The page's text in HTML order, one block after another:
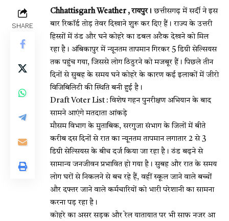
SHARE
Chhattisgarh Weather , रायपुर। छत्तीसगढ़ में सर्दी ने इस
बार रिकॉर्ड तोड़ तेवर दिखाने शुरू कर दिए हैं। राज्य के उत्तरी
हिस्सों में ठंड और घने कोहरे का डबल अटैक देखने को मिल
रहा है। अंबिकापुर में न्यूनतम तापमान गिरकर 5 डिग्री सेल्सियस
तक पहुंच गया, जिससे लोग ठिठुरने को मजबूर हैं। पिछले तीन
दिनों से सुबह के समय घने कोहरे के कारण कई इलाकों में जीरो
विजिबिलिटी की स्थिति बनी हुई है।
Draft Voter List : विशेष गहन पुनरीक्षण अभियान के बाद
सामने आएंगे मतदाता आंकड़े
मौसम विभाग के मुताबिक, सरगुजा संभाग के जिलों में बीते
करीब दस दिनों से रात का न्यूनतम तापमान लगातार 2 से 3
डिग्री सेल्सियस के बीच दर्ज किया जा रहा है। ठंड बढ़ने से
सामान्य जनजीवन प्रभावित हो गया है। सुबह और रात के समय
लोग घरों से निकलने से बच रहे हैं, वहीं स्कूल जाने वाले बच्चों
और दफ्तर जाने वाले कर्मचारियों को भारी परेशानी का सामना
करना पड़ रहा है।
कोहरे का असर सड़क और रेल यातायात पर भी साफ नजर आ